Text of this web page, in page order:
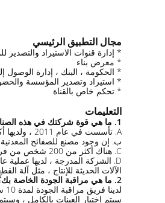
مجال التطبيق الرئيسي
* إدارة قنوات الاستيراد
* معرض بناء
* الحكومة ، البنك ، إدارة الوصول
* استيراد وتصدير المؤسسة
* تحكم خاص بالقناة
التعليمات
1. ما هي قوة شركتك في هذه الصناعة؟
A. تأسست في عام 2011 ، ولديها أكثر من 10 سنوات من الخبرة في التصنيع.
ب. إن وجود مصنع للصفائح المعدنية ، ومصنع تجميع
C. هناك أكثر من 200 شخص من فريق البحث والتطوير ، بما في ذلك البوابات الدوارة للمشاة وبرامج وقوف السيارات وتطوير البرامج الثابتة وهيكلة واختبار الشخص.
D. الشركة المدرجة ، لديها عملية عالية وصارمة للأوامر والإنتاج والشحن.
الآلات الحديثة للإنتاج ، مثل آلة
2. ما هي مراقبة الجودة الخاصة بك؟
لدينا فريق مراقبة الجودة لمدة 10 سنوات في المتوسط.كان لديهم عمل جماعي جيد للتحقق من المواد الخام والمنتجات النهائية لضمان الجودة.
سيتم اختبار العينات بالكامل ،